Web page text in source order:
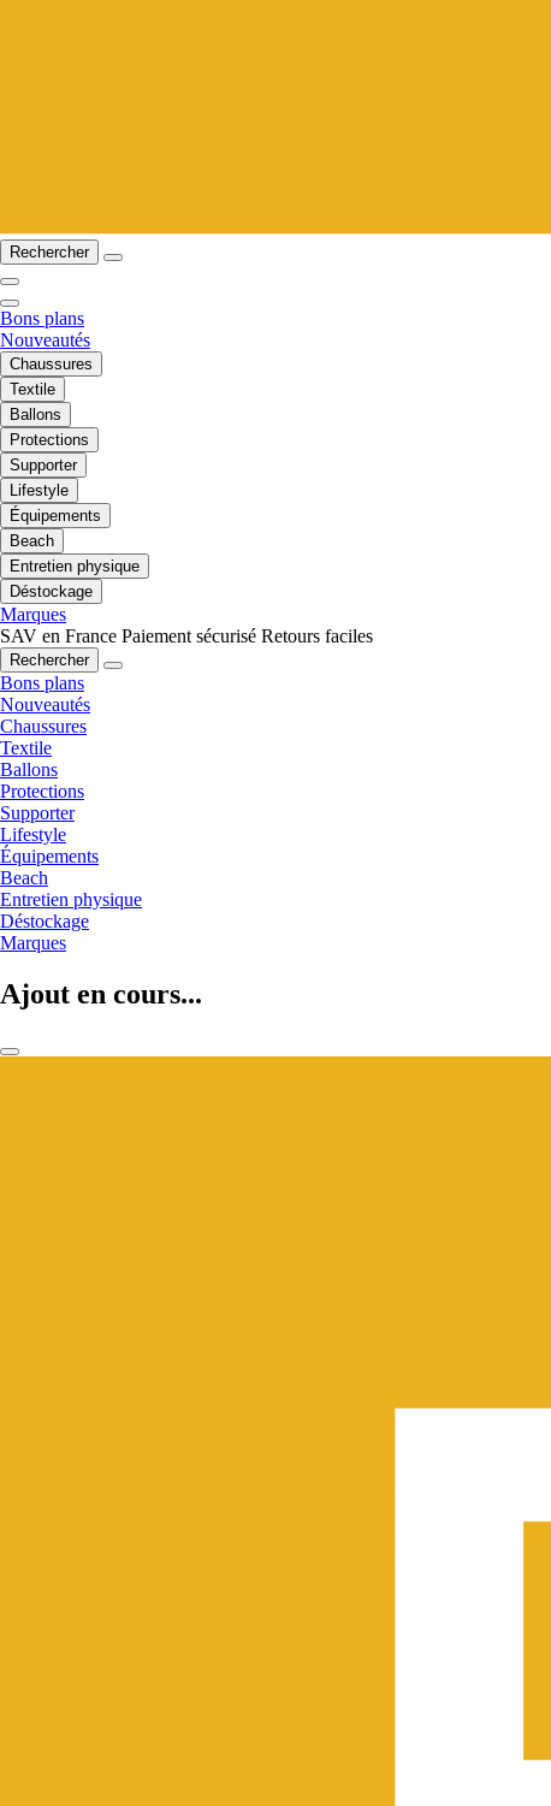
Rechercher
Bons plans
Nouveautés
Chaussures
Textile
Ballons
Protections
Supporter
Lifestyle
Équipements
Beach
Entretien physique
Déstockage
Marques
SAV en France Paiement sécurisé Retours faciles
Rechercher
Bons plans
Nouveautés
Chaussures
Textile
Ballons
Protections
Supporter
Lifestyle
Équipements
Beach
Entretien physique
Déstockage
Marques
Ajout en cours...